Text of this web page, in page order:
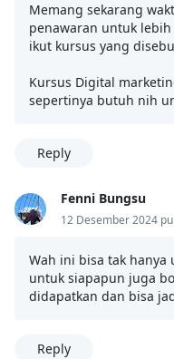
Memang sekarang
penawaran untuk
ikut kursus yang
Kursus Digital
sepertinya butuh nih
Reply
Fenni Bungsu
12 Desember 2024
Wah ini bisa tak
untuk siapapun juga
didapatkan dan bisa
Reply